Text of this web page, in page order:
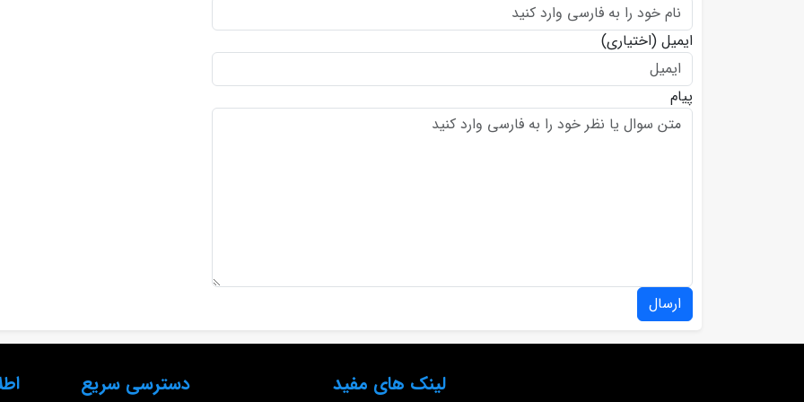
ایمیل (اختیاری)
پیام
ارسال
لینک های مفید دسترسی سریع